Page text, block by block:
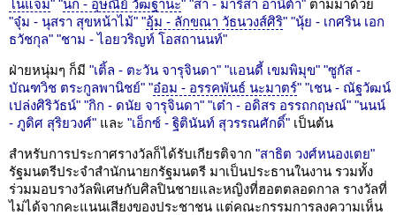
โนแจ่ม" "นก - อุษณีย์ วัฒฐานะ" "สา - มาริสา อานิต้า" ตามมาด้วย
"จุ๋ม - นุสรา สุขหน้าไม้" "อุ้ม - ลักขณา วัธนวงส์ศิริ" "นุ้ย - เกศริน เอก
ธวัชกุล" "ชาม - ไอยวริญท์ โอสถานนท์"
ฝ่ายหนุ่มๆ ก็มี "เติ้ล - ตะวัน จารุจินดา" "แอนดี้ เขมพิมุข" "ซูกัส -
บัณฑวิช ตระกูลพานิชย์" "อ๋อม - อรรคพันธ์ นะมาตร์" "เชน - ณัฐวัฒน์
เปล่งศิริวัธน์" "กิก - ดนัย จารุจินดา" "เต๋า - อดิสร อรรถกฤษณ์" "นนน์
- ภูดิศ สุริยวงศ์" และ "เอ็กซ์ - ฐิตินันท์ สุวรรณศักดิ์" เป็นต้น
สำหรับการประกาศรางวัลก็ได้รับเกียรติจาก "สาธิต วงศ์หนองเตย"
รัฐมนตรีประจำสำนักนายกรัฐมนตรี มาเป็นประธานในงาน รวมทั้ง
ร่วมมอบรางวัลพิเศษกับศิลปินชายและหญิงที่ฮอตตลอดกาล รางวัลที่
ไม่ได้จากคะแนนเสียงของประชาชน แต่คณะกรรมการลงความเห็น